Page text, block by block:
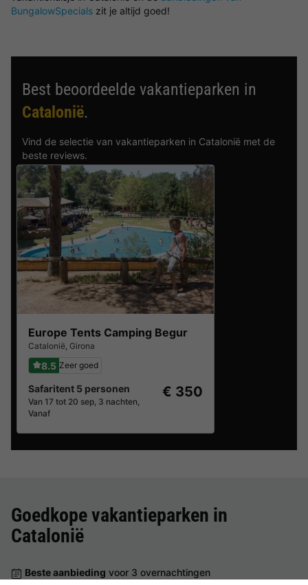
BungalowSpecials zit je altijd goed!
Best beoordeelde vakantieparken in
Catalonië.
Vind de selectie van vakantieparken in Catalonië met de
beste reviews.
Europe Tents Camping Begur
Catalonië, Girona
8.5 Zeer goed
Safaritent 5 personen
Van 17 tot 20 sep, 3 nachten,
Vanaf
€ 350
Goedkope vakantieparken in
Catalonië
Beste aanbieding voor 3 overnachtingen